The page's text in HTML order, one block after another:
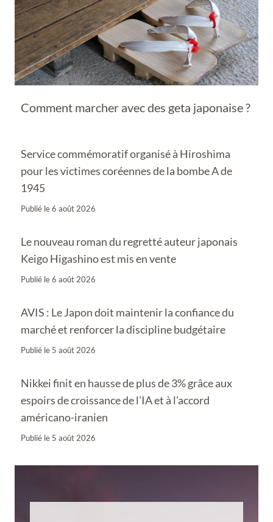
Comment marcher avec des geta japonaise ?
Service commémoratif organisé à Hiroshima
pour les victimes coréennes de la bombe A de
1945
Publié le6 août 2026
Le nouveau roman du regretté auteur japonais
Keigo Higashino est mis en vente
Publié le6 août 2026
AVIS : Le Japon doit maintenir la confiance du
marché et renforcer la discipline budgétaire
Publié le 5 août 2026
Nikkei finit en hausse de plus de 3% grâce aux
espoirs de croissance de l’IA et à l’accord
américano-iranien
Publié le 5 août 2026